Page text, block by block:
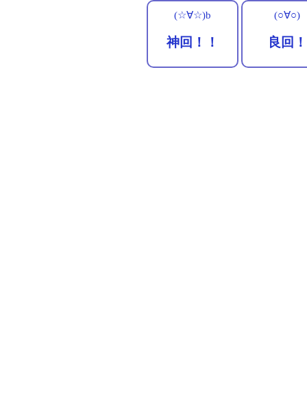
(☆∀☆)b
神回！！
(○∀○)
良回！